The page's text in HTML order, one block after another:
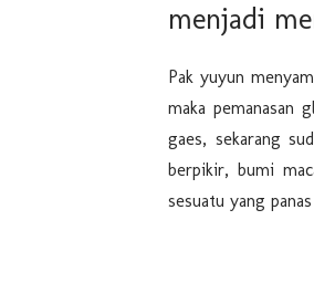
menjadi
Pak yuyun
maka pemanasan
gaes, sekarang
berpikir, bumi
sesuatu yang